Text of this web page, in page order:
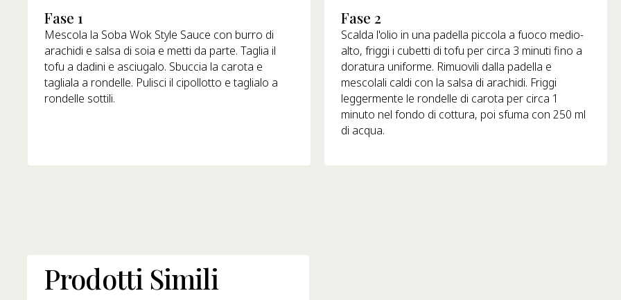
Fase 1
Mescola la Soba Wok Style Sauce con burro di
arachidi e salsa di soia e metti da parte. Taglia il
tofu a dadini e asciugalo. Sbuccia la carota e
tagliala a rondelle. Pulisci il cipollotto e taglialo a
rondelle sottili.
Fase 2
Scalda l'olio in una padella piccola a fuoco medio-
alto, friggi i cubetti di tofu per circa 3 minuti fino a
doratura uniforme. Rimuovili dalla padella e
mescolali caldi con la salsa di arachidi. Friggi
leggermente le rondelle di carota per circa 1
minuto nel fondo di cottura, poi sfuma con 250 ml
di acqua.
Prodotti Simili